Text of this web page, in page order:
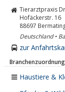
Tierarztpraxis
Hofäckerstr. 16
88697
Deutschland •
zur
Haustiere &